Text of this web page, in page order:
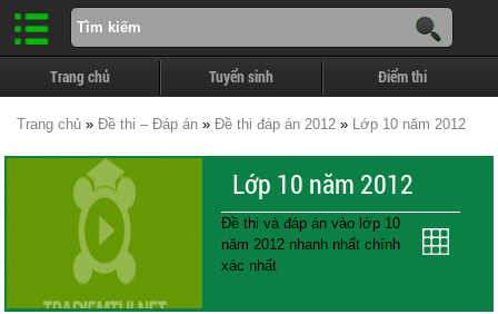
Trang chủ Tuyển sinh Điểm thi
Trang chủ » Đề thi – Đáp án » Đề thi đáp án 2012 » Lớp 10 năm 2012
Lớp 10 năm 2012
Đề thi và đáp án vào lớp 10
năm 2012 nhanh nhất chính
xác nhất